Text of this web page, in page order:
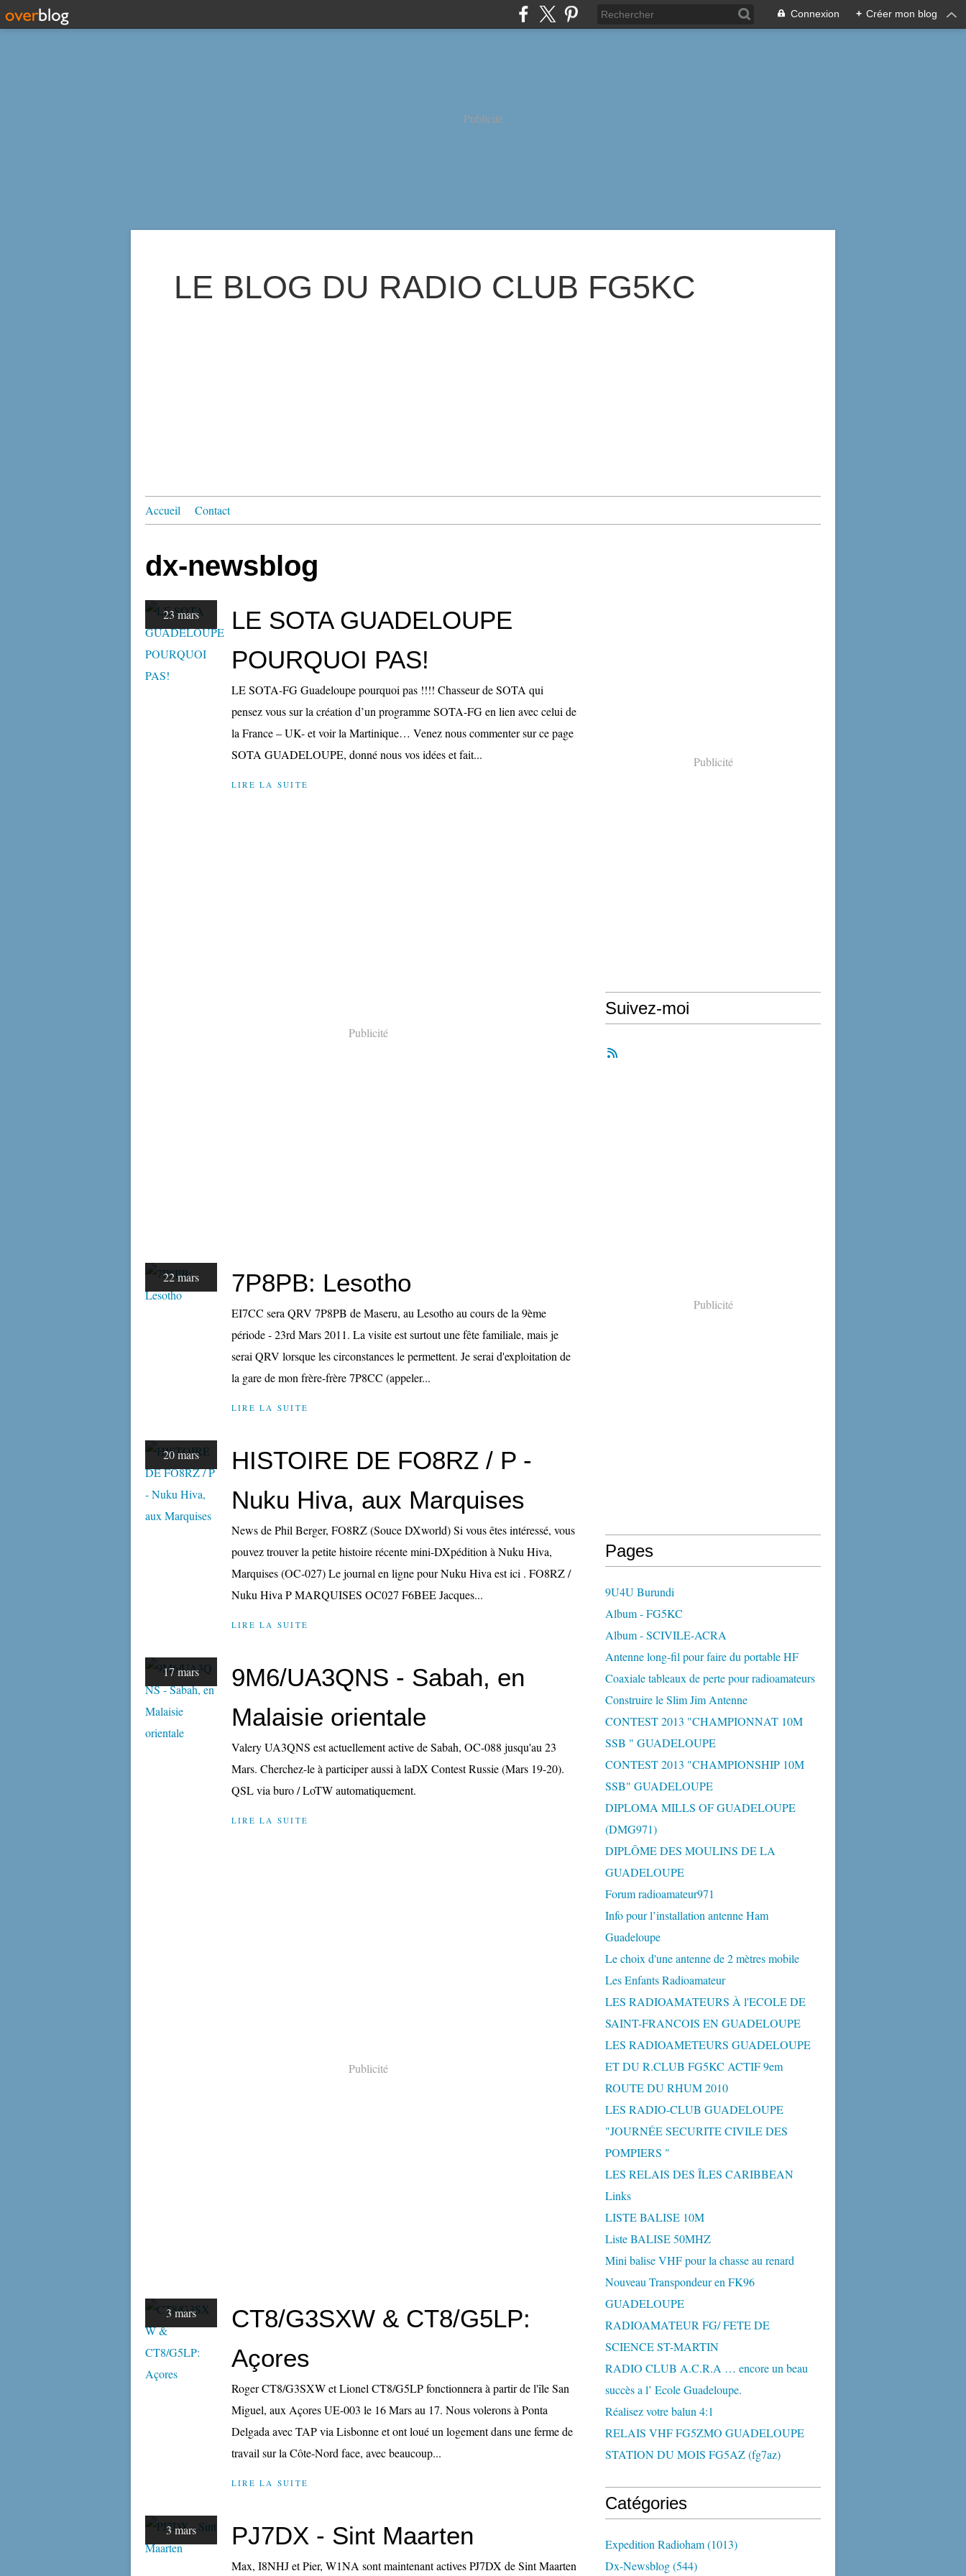
Connexion + Créer mon blog
Publicité
LE BLOG DU RADIO CLUB FG5KC
Accueil Contact
dx-newsblog
23 mars
LE SOTA GUADELOUPE
POURQUOI PAS!
LE SOTA-FG Guadeloupe pourquoi pas !!!! Chasseur de SOTA qui
pensez vous sur la création d’un programme SOTA-FG en lien avec celui de
la France – UK- et voir la Martinique… Venez nous commenter sur ce page
SOTA GUADELOUPE, donné nous vos idées et fait...
LIRE LA SUITE
Publicité
22 mars 7P8PB: Lesotho
EI7CC sera QRV 7P8PB de Maseru, au Lesotho au cours de la 9ème
période - 23rd Mars 2011. La visite est surtout une fête familiale, mais je
serai QRV lorsque les circonstances le permettent. Je serai d'exploitation de
la gare de mon frère-frère 7P8CC (appeler...
LIRE LA SUITE
20 mars
HISTOIRE DE FO8RZ / P -
Nuku Hiva, aux Marquises
News de Phil Berger, FO8RZ (Souce DXworld) Si vous êtes intéressé, vous
pouvez trouver la petite histoire récente mini-DXpédition à Nuku Hiva,
Marquises (OC-027) Le journal en ligne pour Nuku Hiva est ici . FO8RZ /
Nuku Hiva P MARQUISES OC027 F6BEE Jacques...
LIRE LA SUITE
17 mars
9M6/UA3QNS - Sabah, en
Malaisie orientale
Valery UA3QNS est actuellement active de Sabah, OC-088 jusqu'au 23
Mars. Cherchez-le à participer aussi à laDX Contest Russie (Mars 19-20).
QSL via buro / LoTW automatiquement.
LIRE LA SUITE
Publicité
3 mars
CT8/G3SXW & CT8/G5LP:
Açores
Roger CT8/G3SXW et Lionel CT8/G5LP fonctionnera à partir de l'île San
Miguel, aux Açores UE-003 le 16 Mars au 17. Nous volerons à Ponta
Delgada avec TAP via Lisbonne et ont loué un logement dans une ferme de
travail sur la Côte-Nord face, avec beaucoup...
LIRE LA SUITE
3 mars PJ7DX - Sint Maarten
Max, I8NHJ et Pier, W1NA sont maintenant actives PJ7DX de Sint Maarten
Publicité
Suivez-moi
Publicité
Pages
9U4U Burundi
Album - FG5KC
Album - SCIVILE-ACRA
Antenne long-fil pour faire du portable HF
Coaxiale tableaux de perte pour radioamateurs
Construire le Slim Jim Antenne
CONTEST 2013 "CHAMPIONNAT 10M
SSB " GUADELOUPE
CONTEST 2013 "CHAMPIONSHIP 10M
SSB" GUADELOUPE
DIPLOMA MILLS OF GUADELOUPE
(DMG971)
DIPLÔME DES MOULINS DE LA
GUADELOUPE
Forum radioamateur971
Info pour l’installation antenne Ham
Guadeloupe
Le choix d'une antenne de 2 mètres mobile
Les Enfants Radioamateur
LES RADIOAMATEURS À l'ECOLE DE
SAINT-FRANCOIS EN GUADELOUPE
LES RADIOAMETEURS GUADELOUPE
ET DU R.CLUB FG5KC ACTIF 9em
ROUTE DU RHUM 2010
LES RADIO-CLUB GUADELOUPE
"JOURNÉE SECURITE CIVILE DES
POMPIERS "
LES RELAIS DES ÎLES CARIBBEAN
Links
LISTE BALISE 10M
Liste BALISE 50MHZ
Mini balise VHF pour la chasse au renard
Nouveau Transpondeur en FK96
GUADELOUPE
RADIOAMATEUR FG/ FETE DE
SCIENCE ST-MARTIN
RADIO CLUB A.C.R.A … encore un beau
succès a l’ Ecole Guadeloupe.
Réalisez votre balun 4:1
RELAIS VHF FG5ZMO GUADELOUPE
STATION DU MOIS FG5AZ (fg7az)
Catégories
Expedition Radioham(1013)
Dx-Newsblog(544)